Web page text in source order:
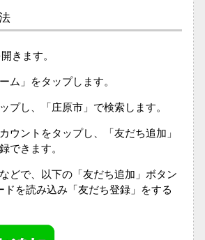
きます。
ム」をタップします。
プし、「庄原市」で検索します。
ウントをタップし、「友だち追加」
できます。
どで、以下の「友だち追加」ボタン
ドを読み込み「友だち登録」をする